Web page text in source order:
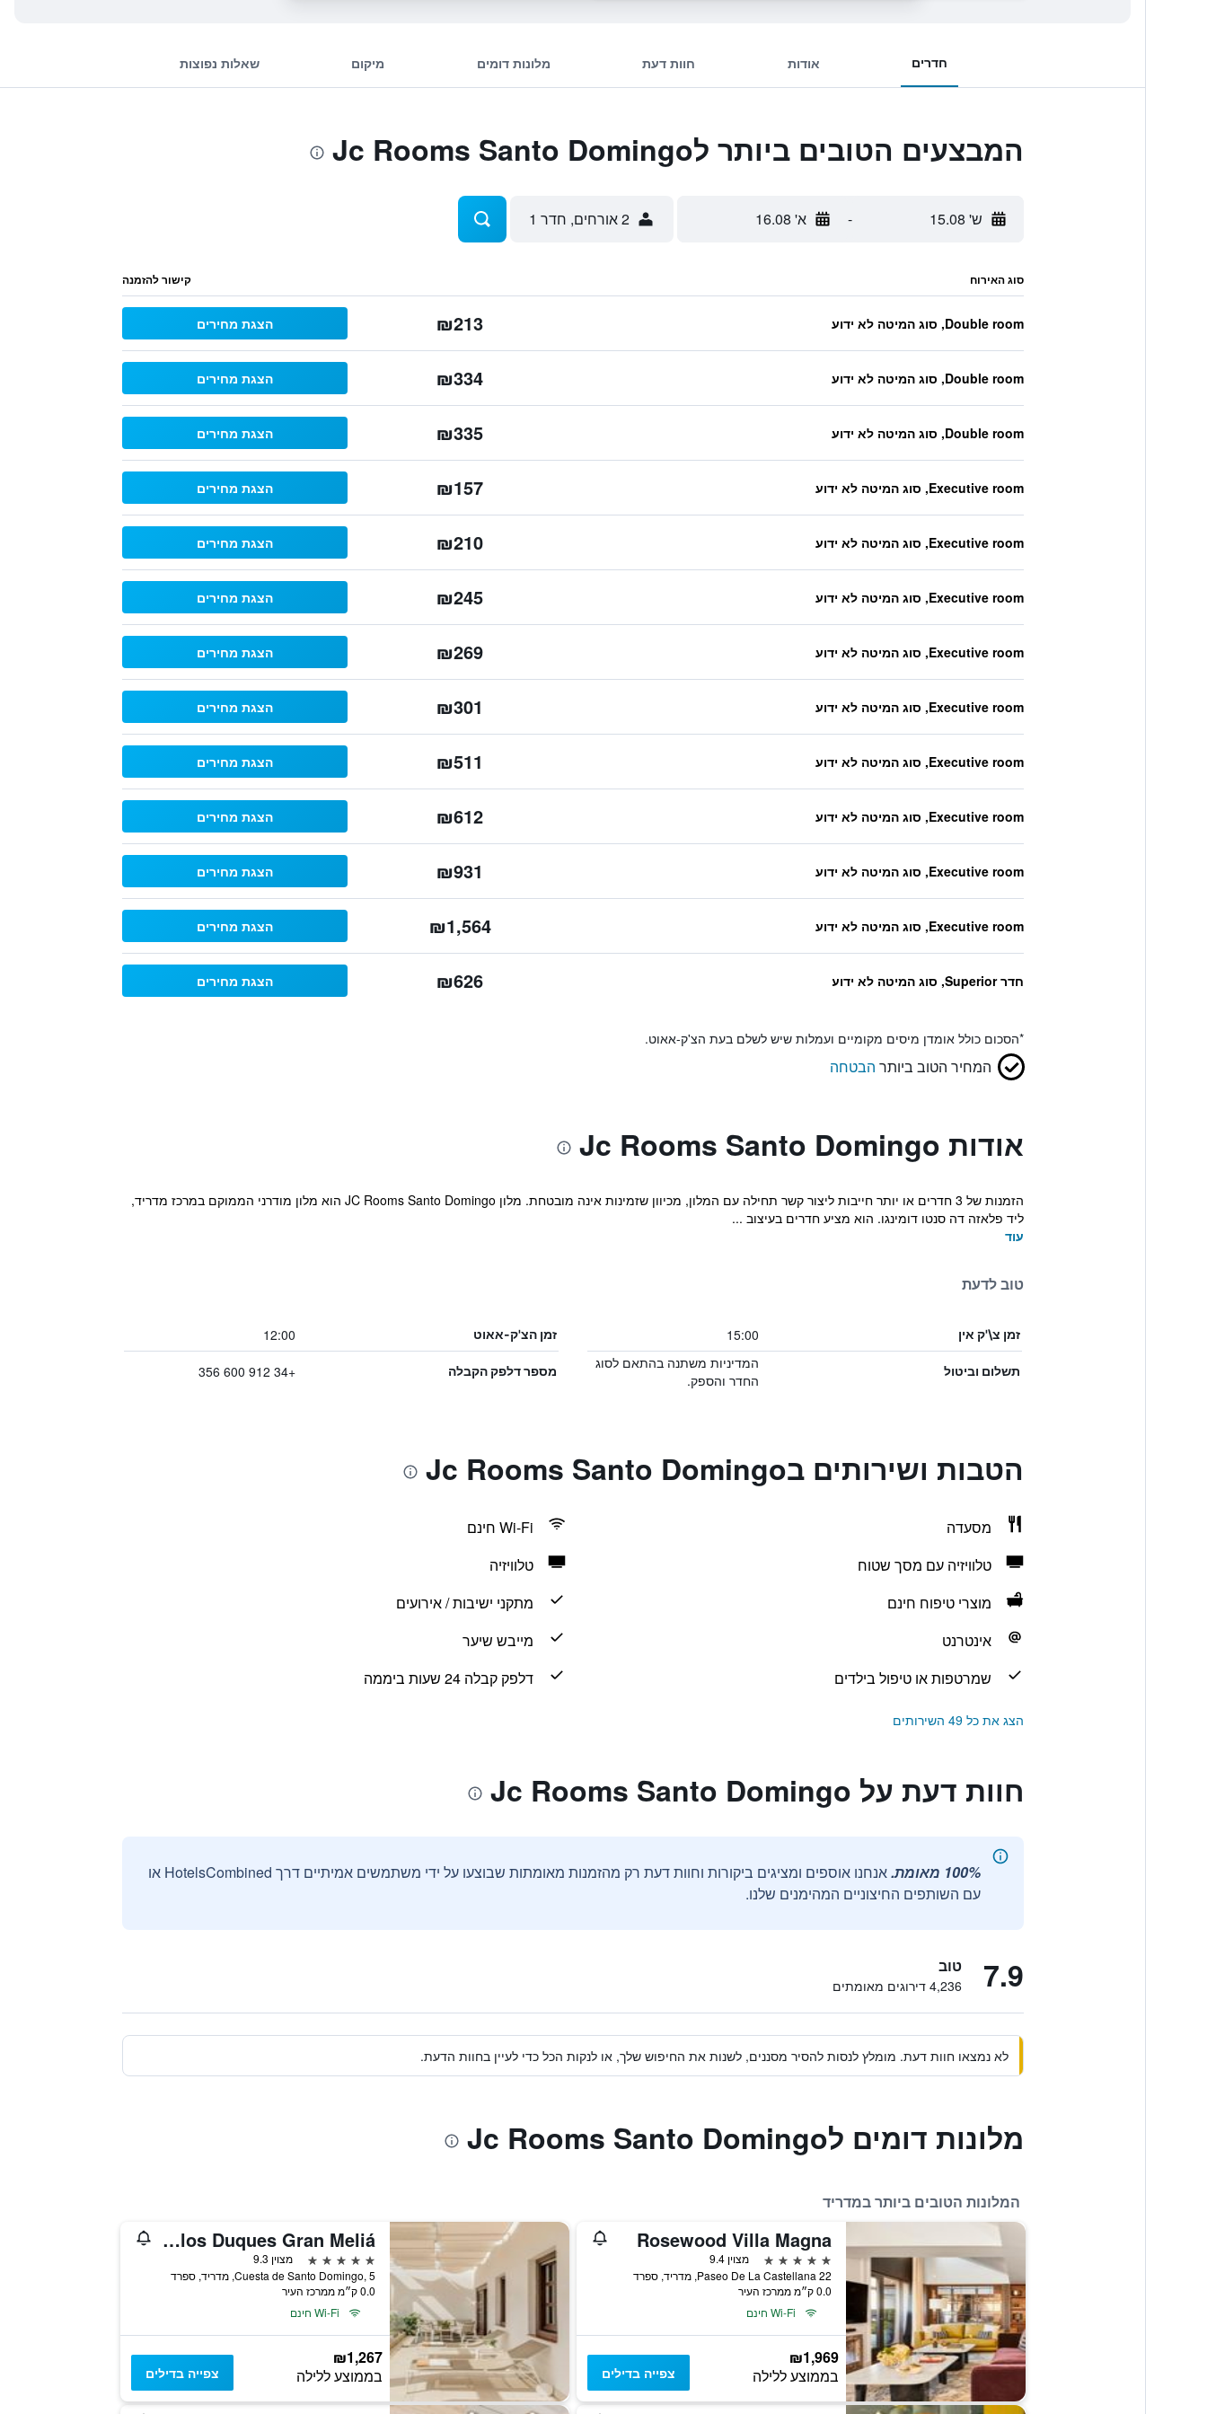
חדרים אודות חוות דעת מלונות דומים מיקום שאלות נפוצות
המבצעים הטובים ביותר לJc Rooms Santo Domingo
ש' 15.08 - א' 16.08 2 אורחים, חדר 1
סוג האירוח קישור להזמנה
Double room, סוג המיטה לא ידוע ₪213 הצגת מחירים
Double room, סוג המיטה לא ידוע ₪334 הצגת מחירים
Double room, סוג המיטה לא ידוע ₪335 הצגת מחירים
Executive room, סוג המיטה לא ידוע ₪157 הצגת מחירים
Executive room, סוג המיטה לא ידוע ₪210 הצגת מחירים
Executive room, סוג המיטה לא ידוע ₪245 הצגת מחירים
Executive room, סוג המיטה לא ידוע ₪269 הצגת מחירים
Executive room, סוג המיטה לא ידוע ₪301 הצגת מחירים
Executive room, סוג המיטה לא ידוע ₪511 הצגת מחירים
Executive room, סוג המיטה לא ידוע ₪612 הצגת מחירים
Executive room, סוג המיטה לא ידוע ₪931 הצגת מחירים
Executive room, סוג המיטה לא ידוע ₪1,564 הצגת מחירים
חדר Superior, סוג המיטה לא ידוע ₪626 הצגת מחירים
*הסכום כולל אומדן מיסים מקומיים ועמלות שיש לשלם בעת הצ'ק-אאוט.
המחיר הטוב ביותר הבטחה
אודות Jc Rooms Santo Domingo
הזמנות של 3 חדרים או יותר חייבות ליצור קשר תחילה עם המלון, מכיוון שזמינות אינה מובטחת. מלון JC Rooms Santo Domingo הוא מלון מודרני הממוקם במרכז מדריד,
ליד פלאזה דה סנטו דומינגו. הוא מציע חדרים בעיצוב ...
עוד
טוב לדעת
זמן צ\'ק אין 15:00 זמן הצ'ק-אאוט 12:00
תשלום וביטול
המדיניות משתנה בהתאם לסוג
החדר והספק.
מספר דלפק הקבלה +34 912 600 356
הטבות ושירותים בJc Rooms Santo Domingo
מסעדה
Wi-Fi חינם
טלוויזיה עם מסך שטוח
טלוויזיה
מוצרי טיפוח חינם
מתקני ישיבות / אירועים
אינטרנט
מייבש שיער
שמרטפות או טיפול בילדים
דלפק קבלה 24 שעות ביממה
הצג את כל 49 השירותים
חוות דעת על Jc Rooms Santo Domingo
100% מאומת.
אנחנו אוספים ומציגים ביקורות וחוות דעת רק מהזמנות מאומתות שבוצעו על ידי משתמשים אמיתיים דרך HotelsCombined או
עם השותפים החיצוניים המהימנים שלנו.
7.9 טוב
4,236 דירוגים מאומתים
לא נמצאו חוות דעת. מומלץ לנסות להסיר מסננים, לשנות את החיפוש שלך, או לנקות הכל כדי לעיין בחוות הדעת.
מלונות דומים לJc Rooms Santo Domingo
המלונות הטובים ביותר במדריד
Rosewood Villa Magna
5 כוכבים
מצוין 9.4
Paseo De La Castellana 22, מדריד, ספרד
0.0 ק״מ ממרכז העיר
Wi-Fi חינם
₪1,969
בממוצע ללילה צפייה בדילים
Palacio de los Duques Gran Meliá
5 כוכבים
מצוין 9.3
Cuesta de Santo Domingo, 5, מדריד, ספרד
0.0 ק״מ ממרכז העיר
Wi-Fi חינם
₪1,267
בממוצע ללילה צפייה בדילים